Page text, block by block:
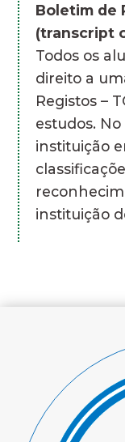
Boletim de
(transcript
Todos os
direito a
Registos –
estudos.
instituição
instituição